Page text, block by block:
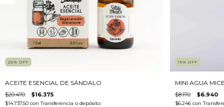
20% OFF
ACEITE ESENCIAL DE SÁNDALO
$20.470 $16.375
$14.737,50 con Transferencia o depósito
15% OFF
MINI AGUA
$8.170 $6.940
$6.246 con